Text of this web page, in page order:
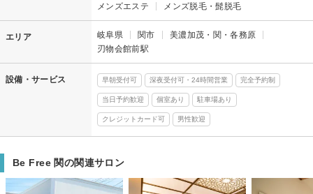
メンズエステ
メンズ脱毛・髭脱毛
エリア 岐阜県 関市
美濃加茂・関・各務原
刃物会館前駅
設備・サービス 早朝受付可 深夜受付可・24時間営業 完全予約制
当日予約歓迎 個室あり 駐車場あり
クレジットカード可 男性歓迎
Be Free 関の関連サロン